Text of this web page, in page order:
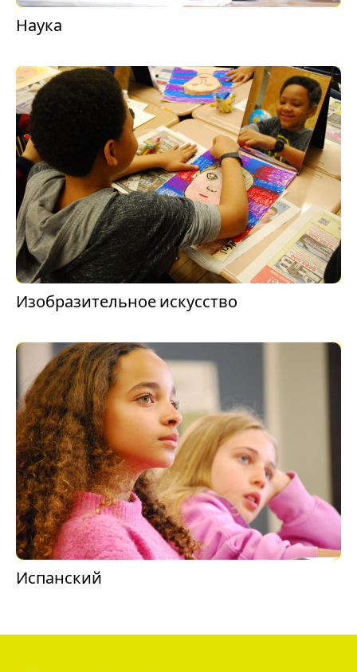
Наука
Изобразительное искусство
Испанский